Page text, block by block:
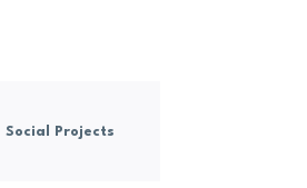
Social Projects